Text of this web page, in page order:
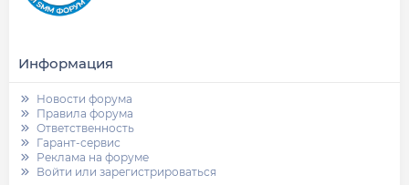
Информация
Новости форума
Правила форума
Ответственность
Гарант-сервис
Реклама на форуме
Войти или зарегистрироваться